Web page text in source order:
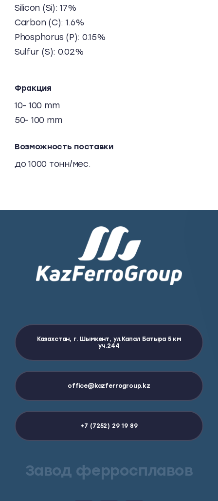
Silicon (Si): 17%
Carbon (C): 1.6%
Phosphorus (P): 0.15%
Sulfur (S): 0.02%
Фракция
10- 100 mm
50- 100 mm
Возможность поставки
до 1000 тонн/мес.
Казахстан, г. Шымкент, ул.Капал Батыра 5 км
уч.244
office@kazferrogroup.kz
+7 (7252) 29 19 89
Завод ферросплавов